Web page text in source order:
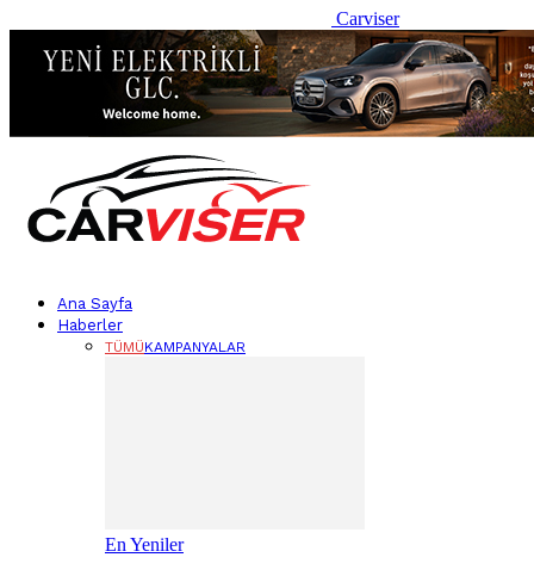
Carviser
Ana Sayfa
Haberler
TÜMÜKAMPANYALAR
En Yeniler